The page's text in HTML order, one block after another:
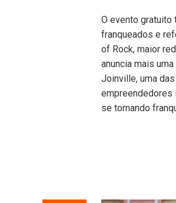
O evento
franqueados e
of Rock, maior
anuncia mais
Joinville, uma
empreendedores
se tornando